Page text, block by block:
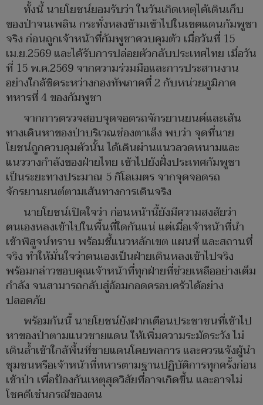
ทั้งนี้ นายโยชน์ยอมรับว่า ในวันเกิดเหตุได้เดินเก็บ
ของป่าจนเพลิน กระทั่งหลงข้ามเข้าไปในเขตแดนกัมพูชา
จริง ก่อนถูกเจ้าหน้าที่กัมพูชาควบคุมตัว เมื่อวันที่ 15
เม.ย.2569 และได้รับการปล่อยตัวกลับประเทศไทย เมื่อวัน
ที่ 15 พ.ค.2569 จากความร่วมมือและการประสานงาน
อย่างใกล้ชิดระหว่างกองทัพภาคที่ 2 กับหน่วยภูมิภาค
ทหารที่ 4 ของกัมพูชา
จากการตรวจสอบจุดจอดรถจักรยานยนต์และเส้น
ทางเดินหาของป่าบริเวณช่องตาเล็ง พบว่า จุดที่นาย
โยชน์ถูกควบคุมตัวนั้น ได้เดินผ่านแนวลวดหนามและ
แนววางกำลังของฝ่ายไทย เข้าไปยังฝั่งประเทศกัมพูชา
เป็นระยะทางประมาณ 5 กิโลเมตร จากจุดจอดรถ
จักรยานยนต์ตามเส้นทางการเดินจริง
นายโยชน์เปิดใจว่า ก่อนหน้านี้ยังมีความสงสัยว่า
ตนเองหลงเข้าไปในพื้นที่ใดกันแน่ แต่เมื่อเจ้าหน้าที่นำ
เข้าพิสูจน์ทราบ พร้อมชี้แนวหลักเขต แผนที่ และสถานที่
จริง ทำให้มั่นใจว่าตนเองเป็นฝ่ายเดินหลงเข้าไปจริง
พร้อมกล่าวขอบคุณเจ้าหน้าที่ทุกฝ่ายที่ช่วยเหลืออย่างเต็ม
กำลัง จนสามารถกลับสู่อ้อมกอดครอบครัวได้อย่าง
ปลอดภัย
พร้อมกันนี้ นายโยชน์ยังฝากเตือนประชาชนที่เข้าไป
หาของป่าตามแนวชายแดน ให้เพิ่มความระมัดระวัง ไม่
เดินล้ำเข้าใกล้พื้นที่ชายแดนโดยพลการ และควรแจ้งผู้นำ
ชุมชนหรือเจ้าหน้าที่ทหารตามฐานปฏิบัติการทุกครั้งก่อน
เข้าป่า เพื่อป้องกันเหตุสุดวิสัยที่อาจเกิดขึ้น และอาจไม่
โชคดีเช่นกรณีของตน